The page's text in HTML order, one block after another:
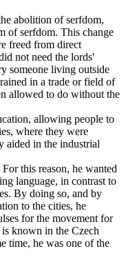
abolition of serfdom,
of serfdom. This change
freed from direct
not need the lords'
someone living outside
in a trade or field of
allowed to do without the
allowing people to
where they were
aided in the industrial
this reason, he wanted
language, in contrast to
By doing so, and by
to the cities, he
for the movement for
known in the Czech
time, he was one of the